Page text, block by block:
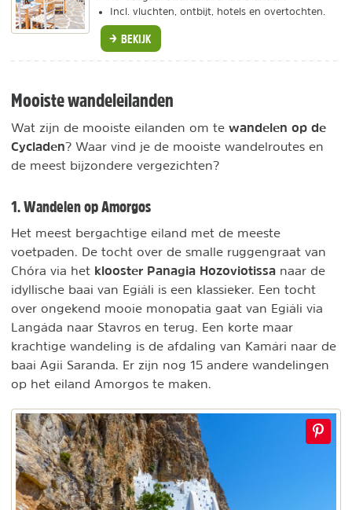
Incl. vluchten, ontbijt, hotels en overtochten.
BEKIJK
Mooiste wandeleilanden
Wat zijn de mooiste eilanden om te wandelen op de
Cycladen? Waar vind je de mooiste wandelroutes en
de meest bijzondere vergezichten?
1. Wandelen op Amorgos
Het meest bergachtige eiland met de meeste
voetpaden. De tocht over de smalle ruggengraat van
Chóra via het klooster Panagia Hozoviotissa naar de
idyllische baai van Egiáli is een klassieker. Een tocht
over ongekend mooie monopatia gaat van Egiáli via
Langáda naar Stavros en terug. Een korte maar
krachtige wandeling is de afdaling van Kamári naar de
baai Agii Saranda. Er zijn nog 15 andere wandelingen
op het eiland Amorgos te maken.